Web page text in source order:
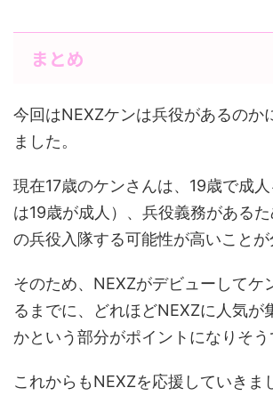
まとめ
今回はNEXZケンは兵役があるのか
ました。
現在17歳のケンさんは、19歳で成
は19歳が成人）、兵役義務がある
の兵役入隊する可能性が高いことが
そのため、NEXZがデビューしてケ
るまでに、どれほどNEXZに人気が
かという部分がポイントになりそう
これからもNEXZを応援していきま